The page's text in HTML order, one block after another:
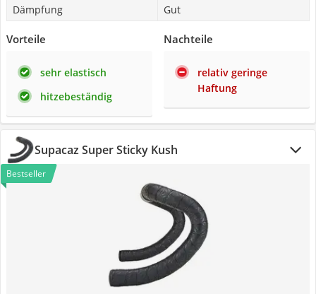
Dämpfung
Gut
Vorteile
sehr elastisch
hitzebeständig
Nachteile
relativ geringe
Haftung
Supacaz Super Sticky Kush
Bestseller